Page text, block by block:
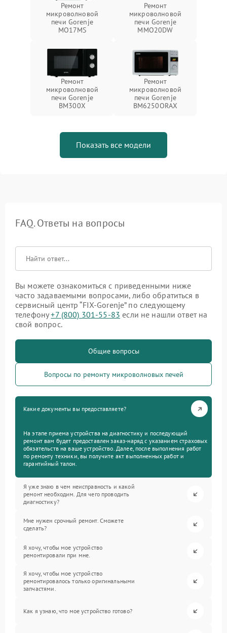
Ремонт
микроволновой
печи Gorenje
MO17MS
Ремонт
микроволновой
печи Gorenje
MMO20DW
Ремонт
микроволновой
печи Gorenje
BM300X
Ремонт
микроволновой
печи Gorenje
BM6250ORAX
Показать все модели
FAQ. Ответы на вопросы
Вы можете ознакомиться с приведенными ниже
часто задаваемыми вопросами, либо обратиться в
сервисный центр “FIX-Gorenje” по следующему
телефону+7 (800) 301-55-83 если не нашли ответ на
свой вопрос.
Общие вопросы
Вопросы по ремонту микроволновых печей
Какие документы вы предоставляете?
На этапе приема устройства на диагностику и последующий
ремонт вам будет предоставлен заказ-наряд с указанием страховых
обязательств на ваше устройство. Далее, после выполнения работ
по ремонту техники, вы получите акт выполненных работ и
гарантийный талон.
Я уже знаю в чем неисправность и какой
ремонт необходим. Для чего проводить
диагностику?
Мне нужен срочный ремонт. Сможете
сделать?
Я хочу, чтобы мое устройство
ремонтировали при мне.
Я хочу, чтобы мое устройство
ремонтировалось только оригинальными
запчастями.
Как я узнаю, что мое устройство готово?